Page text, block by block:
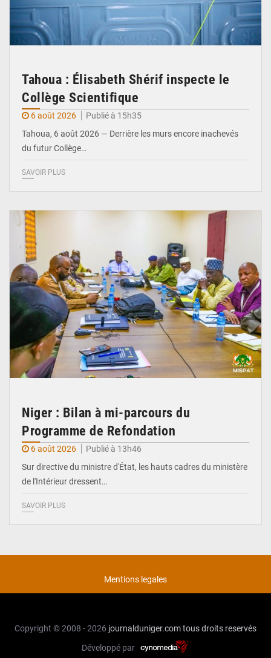
Tahoua : Élisabeth Shérif inspecte le
Collège Scientifique
6 août 2026
Publié à 15h35
Tahoua, 6 août 2026 — Derrière les murs encore inachevés
du futur Collège…
SAVOIR PLUS
Niger : Bilan à mi-parcours du
Programme de Refondation
6 août 2026
Publié à 13h46
Sur directive du ministre d'État, les hauts cadres du ministère
de l'Intérieur dressent…
SAVOIR PLUS
Mentions legales
Copyright © 2008 - 2026 journalduniger.comtous droits reservés
Développé par